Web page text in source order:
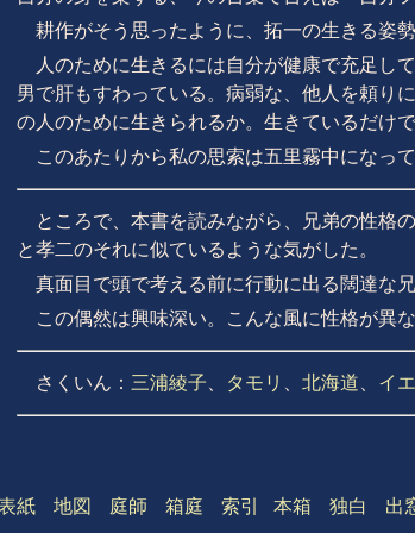
耕作がそう思ったように、拓一の生きる姿
人のために生きるには自分が健康で充足し
男で肝もすわっている。病弱な、他人を頼り
の人のために生きられるか。生きているだけ
このあたりから私の思索は五里霧中になって
ところで、本書を読みながら、兄弟の性格
と孝二のそれに似ているような気がした。
真面目で頭で考える前に行動に出る闊達な
この偶然は興味深い。こんな風に性格が異
さくいん： 三浦綾子 タモリ 北海道 イ
紙 地図 庭師 箱庭 索引 本箱 独白 出